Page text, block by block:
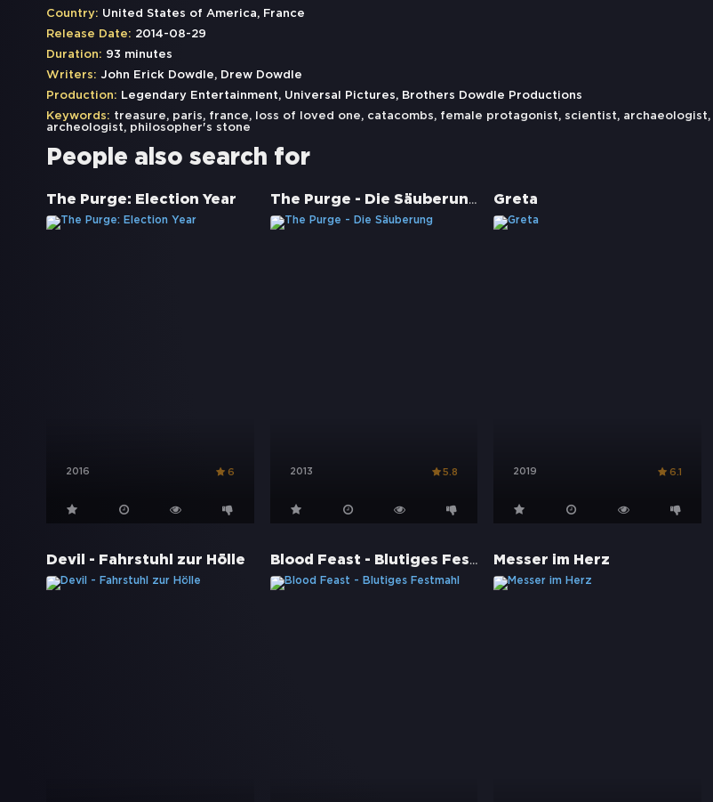
Country: United States of America, France
Release Date: 2014-08-29
Duration: 93 minutes
Writers: John Erick Dowdle, Drew Dowdle
Production: Legendary Entertainment, Universal Pictures, Brothers Dowdle Productions
Keywords: treasure, paris, france, loss of loved one, catacombs, female protagonist, scientist, archaeologist,
archeologist, philosopher's stone
People also search for
The Purge: Election Year
2016 6
The Purge - Die Säuberung
2013 5.8
Greta
2019 6.1
Devil - Fahrstuhl zur Hölle Blood Feast - Blutiges Festmahl Messer im Herz